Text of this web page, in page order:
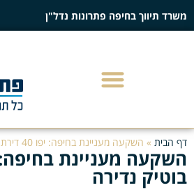
משרד תיווך בחיפה פתרונות נדל"ן
דף הבית » השקעה מעניינת בחיפה: יפו 40 דירת בוטיק נדירה
בוטיק נדירה